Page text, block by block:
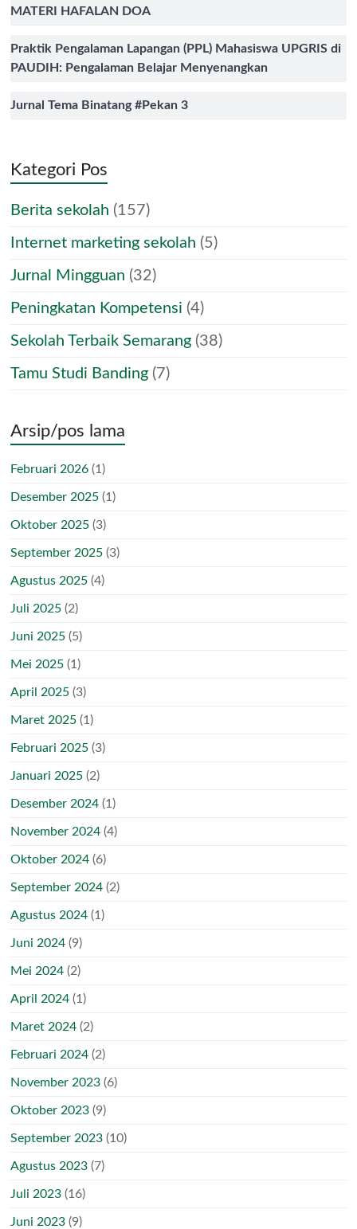
MATERI HAFALAN DOA
Praktik Pengalaman Lapangan (PPL) Mahasiswa UPGRIS di
PAUDIH: Pengalaman Belajar Menyenangkan
Jurnal Tema Binatang #Pekan 3
Kategori Pos
Berita sekolah (157)
Internet marketing sekolah (5)
Jurnal Mingguan (32)
Peningkatan Kompetensi (4)
Sekolah Terbaik Semarang (38)
Tamu Studi Banding (7)
Arsip/pos lama
Februari 2026 (1)
Desember 2025 (1)
Oktober 2025 (3)
September 2025 (3)
Agustus 2025 (4)
Juli 2025 (2)
Juni 2025 (5)
Mei 2025 (1)
April 2025 (3)
Maret 2025 (1)
Februari 2025 (3)
Januari 2025 (2)
Desember 2024 (1)
November 2024 (4)
Oktober 2024 (6)
September 2024 (2)
Agustus 2024 (1)
Juni 2024 (9)
Mei 2024 (2)
April 2024 (1)
Maret 2024 (2)
Februari 2024 (2)
November 2023 (6)
Oktober 2023 (9)
September 2023 (10)
Agustus 2023 (7)
Juli 2023 (16)
Juni 2023 (9)